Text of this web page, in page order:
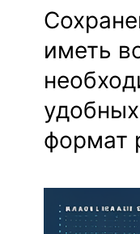
иметь
формат